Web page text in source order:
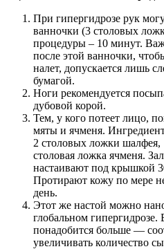
При гипергидрозе рук
ванночки (3 столовых
процедуры – 10 минут.
после этой ванночки,
налет, допускается лишь
бумагой.
Ноги рекомендуется
дубовой корой.
Тем, у кого потеет лицо,
мяты и ячменя.
2 столовых ложки шалфея,
столовая ложка ячменя.
настаивают под крышкой
Протирают кожу по мере
день.
Этот же настой можно
глобальном гипергидрозе.
понадобится больше —
увеличивать количество